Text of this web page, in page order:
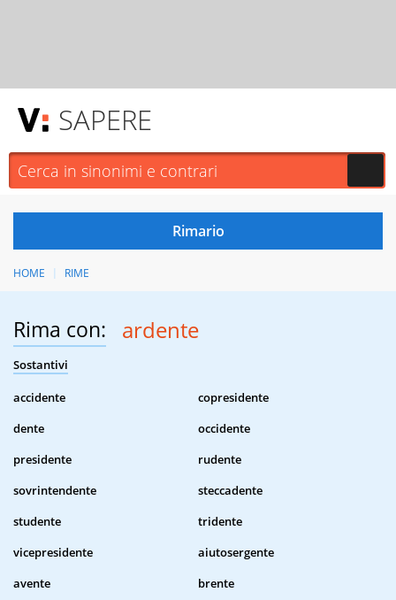
SAPERE
HOME RIME
Rima con: ardente
Sostantivi
accidente
copresidente
dente
occidente
presidente
rudente
sovrintendente
steccadente
studente
tridente
vicepresidente
aiutosergente
avente
brente